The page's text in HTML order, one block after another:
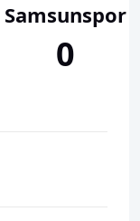
Samsunspor
0